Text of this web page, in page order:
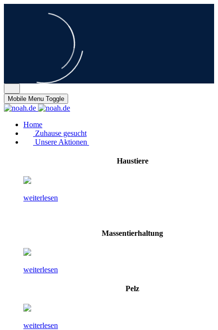
Mobile Menu Toggle
Home
Zuhause gesucht
Unsere Aktionen
Haustiere
weiterlesen
Massentierhaltung
weiterlesen
Pelz
weiterlesen